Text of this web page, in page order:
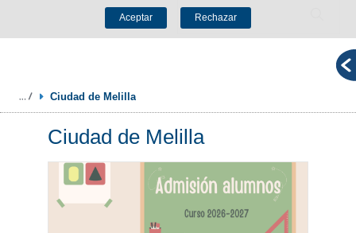
Aceptar Rechazar
Buscador
Ciudad de Melilla
Ciudad de Melilla